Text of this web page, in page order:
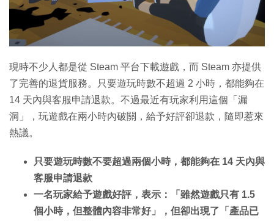
現時不少人都是從 Steam 平台下載遊戲，而 Steam 亦提供
了完善的退貨服務。只要遊玩時數不超過 2 小時，都能夠在
14 天內與客服申請退款。不過最近有玩家利用這個「漏
洞」，玩遊戲在兩小時內破關，給予好評卻退款，隨即惹來
熱議。
只要遊玩時數不要超過兩個小時，都能夠在 14 天內與
客服申請退款
一名玩家給予遊戲好評，表示：「雖然遊戲只有 1.5
個小時，但整體內容非常好」，但卻出現了「產品已